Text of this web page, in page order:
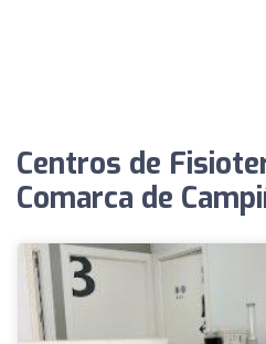
Centros de
Comarca de